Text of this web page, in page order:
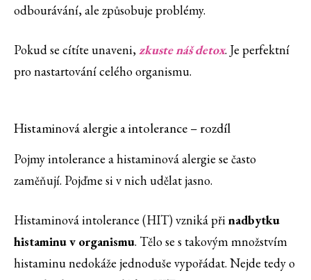
odbourávání, ale způsobuje problémy.
Pokud se cítíte unaveni,zkuste náš detox. Je perfektní
pro nastartování celého organismu.
Histaminová alergie a intolerance – rozdíl
Pojmy intolerance a histaminová alergie se často
zaměňují. Pojďme si v nich udělat jasno.
Histaminová intolerance (HIT) vzniká přinadbytku
histaminu v organismu. Tělo se s takovým množstvím
histaminu nedokáže jednoduše vypořádat. Nejde tedy o